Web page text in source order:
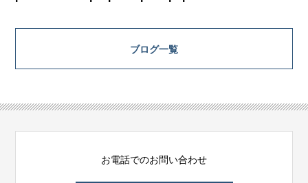
ブログ一覧
お電話でのお問い合わせ